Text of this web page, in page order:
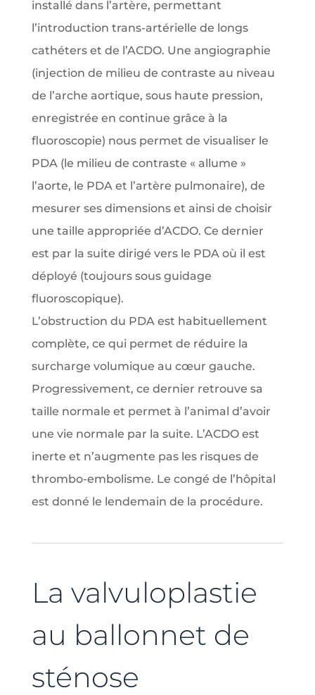
installé dans l’artère, permettant
l’introduction trans-artérielle de longs
cathéters et de l’ACDO. Une angiographie
(injection de milieu de contraste au niveau
de l’arche aortique, sous haute pression,
enregistrée en continue grâce à la
fluoroscopie) nous permet de visualiser le
PDA (le milieu de contraste « allume »
l’aorte, le PDA et l’artère pulmonaire), de
mesurer ses dimensions et ainsi de choisir
une taille appropriée d’ACDO. Ce dernier
est par la suite dirigé vers le PDA où il est
déployé (toujours sous guidage
fluoroscopique).
L’obstruction du PDA est habituellement
complète, ce qui permet de réduire la
surcharge volumique au cœur gauche.
Progressivement, ce dernier retrouve sa
taille normale et permet à l’animal d’avoir
une vie normale par la suite. L’ACDO est
inerte et n’augmente pas les risques de
thrombo-embolisme. Le congé de l’hôpital
est donné le lendemain de la procédure.
La valvuloplastie
au ballonnet de
sténose